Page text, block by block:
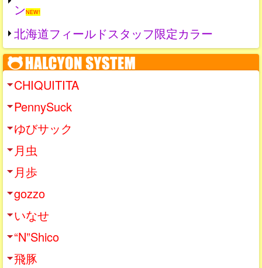
ンNEW!
北海道フィールドスタッフ限定カラー
CHIQUITITA
PennySuck
ゆびサック
月虫
月歩
gozzo
いなせ
“N”Shico
飛豚